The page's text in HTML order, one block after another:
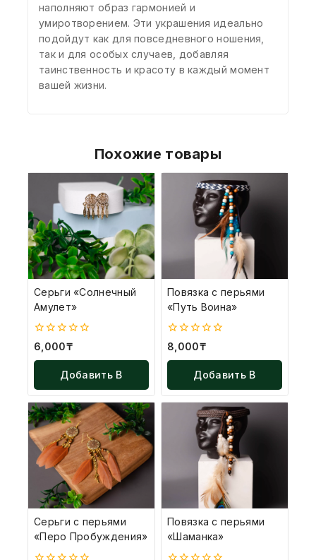
наполняют образ гармонией и
умиротворением. Эти украшения идеально
подойдут как для повседневного ношения,
так и для особых случаев, добавляя
таинственность и красоту в каждый момент
вашей жизни.
Похожие товары
Серьги «Солнечный
Амулет»
0
из
5
6,000₸
Добавить В
Корзину
Повязка с перьями
«Путь Воина»
0
из
5
8,000₸
Добавить В
Корзину
Серьги с перьями
«Перо Пробуждения»
Повязка с перьями
«Шаманка»